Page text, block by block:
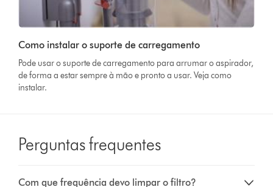
Como instalar o suporte de carregamento
Pode usar o suporte de carregamento para arrumar o aspirador,
de forma a estar sempre à mão e pronto a usar. Veja como
instalar.
Perguntas frequentes
Com que frequência devo limpar o filtro?